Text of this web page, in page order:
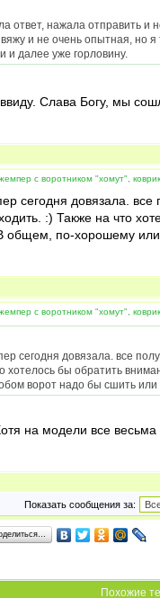
ответ, нажала отправить
и не очень опытная, но
и далее уже горловину.
Слава Богу, мы
с воротником "хомут",
сегодня довязала.
:) Также на что
по-хорошему или
с воротником "хомут",
сегодня довязала. все
хотелось бы обратить
ворот надо бы сшить или
на модели все весьма
Показать сообщения за:
Похожие